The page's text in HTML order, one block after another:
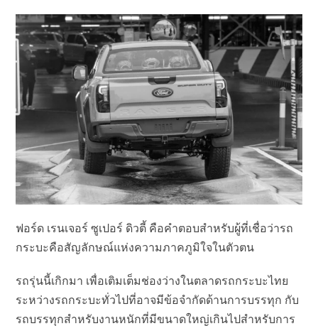
ฟอร์ด เรนเจอร์ ซูเปอร์ ดิวตี้ คือคำตอบสำหรับผู้ที่เชื่อว่ารถ
กระบะคือสัญลักษณ์แห่งความภาคภูมิใจในตัวตน
รถรุ่นนี้เกิกมา เพื่อเติมเต็มช่องว่างในตลาดรถกระบะไทย
ระหว่างรถกระบะทั่วไปที่อาจมีข้อจำกัดด้านการบรรทุก กับ
รถบรรทุกสำหรับงานหนักที่มีขนาดใหญ่เกินไปสำหรับการ